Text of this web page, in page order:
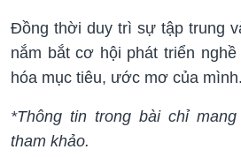
Đồng thời duy trì sự tập trung
nắm bắt cơ hội phát triển
hóa mục tiêu, ước mơ của mình.
*Thông tin trong bài chỉ
tham khảo.